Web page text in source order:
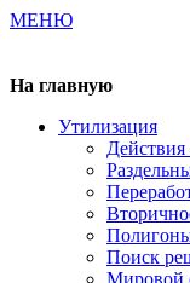
МЕНЮ
На главную
Утилизация
Действия
Поиск
Мировой